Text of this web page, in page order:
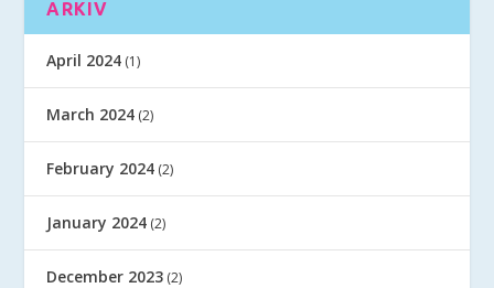
ARKIV
April 2024 (1)
March 2024 (2)
February 2024 (2)
January 2024 (2)
December 2023 (2)